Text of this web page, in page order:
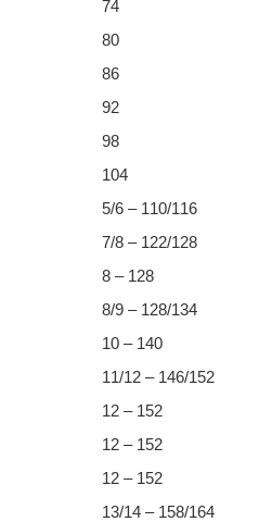
74
80
86
92
98
104
5/6 – 110/116
7/8 – 122/128
8 – 128
8/9 – 128/134
10 – 140
11/12 – 146/152
12 – 152
12 – 152
12 – 152
13/14 – 158/164